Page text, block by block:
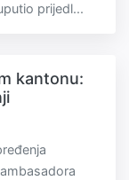
prijedl...
kantonu: